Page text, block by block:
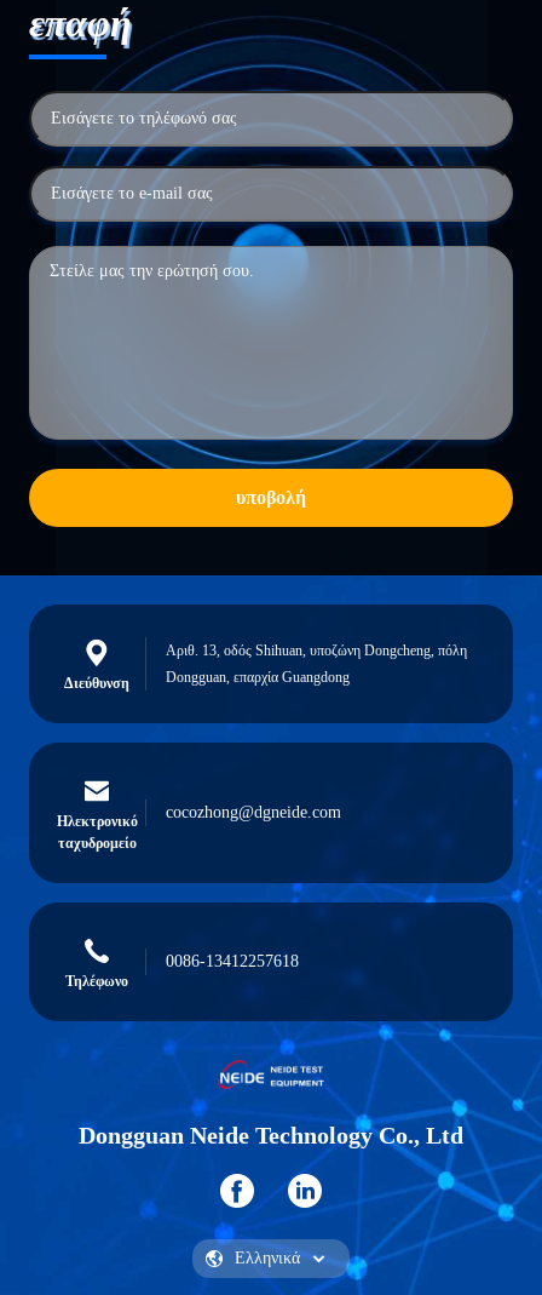
επαφή
υποβολή
Διεύθυνση
Αριθ. 13, οδός Shihuan, υποζώνη Dongcheng, πόλη
Dongguan, επαρχία Guangdong
Ηλεκτρονικό
ταχυδρομείο
cocozhong@dgneide.com
Τηλέφωνο
0086-13412257618
Dongguan Neide Technology Co., Ltd